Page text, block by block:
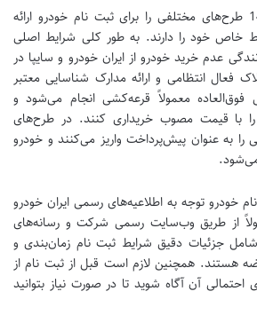
ایران خودرو در سال 1403 طرح‌های مختلفی را برای ثبت نام خودرو ارائه
خاص خود را دارند. به طور کلی شرایط اصلی
عدم خرید خودرو از ایران خودرو و سایپا در
فعال انتظامی و ارائه مدارک شناسایی معتبر
معمولاً قرعه‌کشی انجام می‌شود و
را با قیمت مصوب خریداری کنند. در طرح‌های
به عنوان پیش‌پرداخت واریز می‌کنند و خودرو
خودرو توجه به اطلاعیه‌های رسمی ایران خودرو
از طریق وب‌سایت رسمی شرکت و رسانه‌های
جزئیات دقیق شرایط ثبت نام زمان‌بندی و
هستند. همچنین لازم است قبل از ثبت نام از
آن آگاه شوید تا در صورت نیاز بتوانید